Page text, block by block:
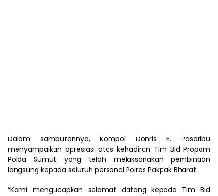
Dalam sambutannya, Kompol Donris E. Pasaribu
menyampaikan apresiasi atas kehadiran Tim Bid Propam
Polda Sumut yang telah melaksanakan pembinaan
langsung kepada seluruh personel Polres Pakpak Bharat.
“Kami mengucapkan selamat datang kepada Tim Bid